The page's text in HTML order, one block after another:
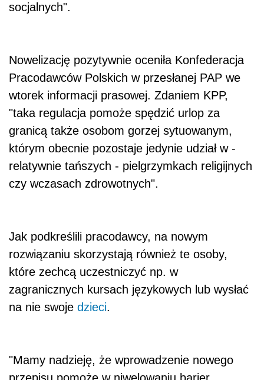
socjalnych".
Nowelizację pozytywnie oceniła Konfederacja
Pracodawców Polskich w przesłanej PAP we
wtorek informacji prasowej. Zdaniem KPP,
"taka regulacja pomoże spędzić urlop za
granicą także osobom gorzej sytuowanym,
którym obecnie pozostaje jedynie udział w -
relatywnie tańszych - pielgrzymkach religijnych
czy wczasach zdrowotnych".
Jak podkreślili pracodawcy, na nowym
rozwiązaniu skorzystają również te osoby,
które zechcą uczestniczyć np. w
zagranicznych kursach językowych lub wysłać
na nie swoje dzieci.
"Mamy nadzieję, że wprowadzenie nowego